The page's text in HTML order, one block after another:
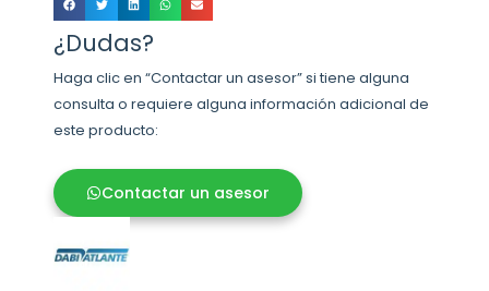
¿Dudas?
Haga clic en “Contactar un asesor” si tiene alguna
consulta o requiere alguna información adicional de
este producto:
Contactar un asesor